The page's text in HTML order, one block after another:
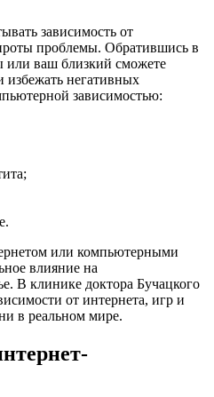
зависимость от
проблемы. Обратившись в
или ваш близкий сможете
избежать негативных
зависимостью:
или компьютерными
влияние на
В клинике доктора Бучацкого
от интернета, игр и
в реальном мире.